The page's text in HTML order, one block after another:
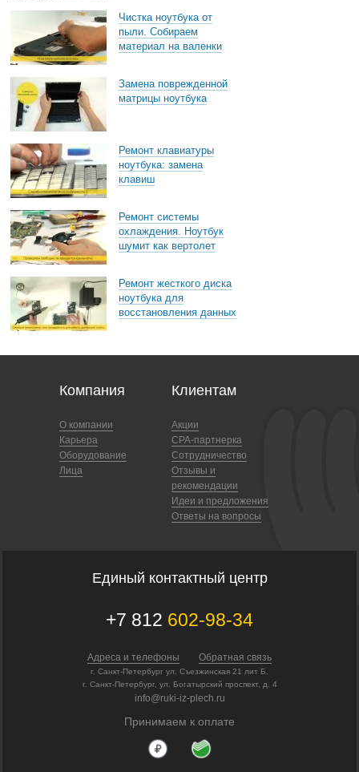
Чистка ноутбука от
пыли. Собираем
материал на валенки
Замена поврежденной
матрицы ноутбука
Ремонт клавиатуры
ноутбука: замена
клавиш
Ремонт системы
охлаждения. Ноутбук
шумит как вертолет
Ремонт жесткого диска
ноутбука для
восстановления данных
Компания
О компании
Карьера
Оборудование
Лица
Клиентам
Акции
CPA-партнерка
Сотрудничество
Отзывы и
рекомендации
Идеи и предложения
Ответы на вопросы
Единый контактный центр
+7 812 602-98-34
Адреса и телефоны Обратная связь
г. Санкт-Петербург ул. Съезжинская 21 лит Б.
г. Санкт-Петербург, ул. Богатырский проспект, д. 4
info@ruki-iz-plech.ru
Принимаем к оплате